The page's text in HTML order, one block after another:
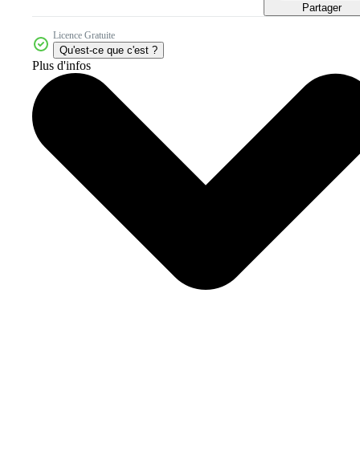
Partager
Licence Gratuite
Qu'est-ce que c'est ?
Plus d'infos